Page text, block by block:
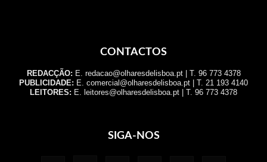
CONTACTOS
REDACÇÃO: E. redacao@olharesdelisboa.pt | T. 96 773 4378
PUBLICIDADE: E. comercial@olharesdelisboa.pt | T. 21 193 4140
LEITORES: E. leitores@olharesdelisboa.pt | T. 96 773 4378
SIGA-NOS